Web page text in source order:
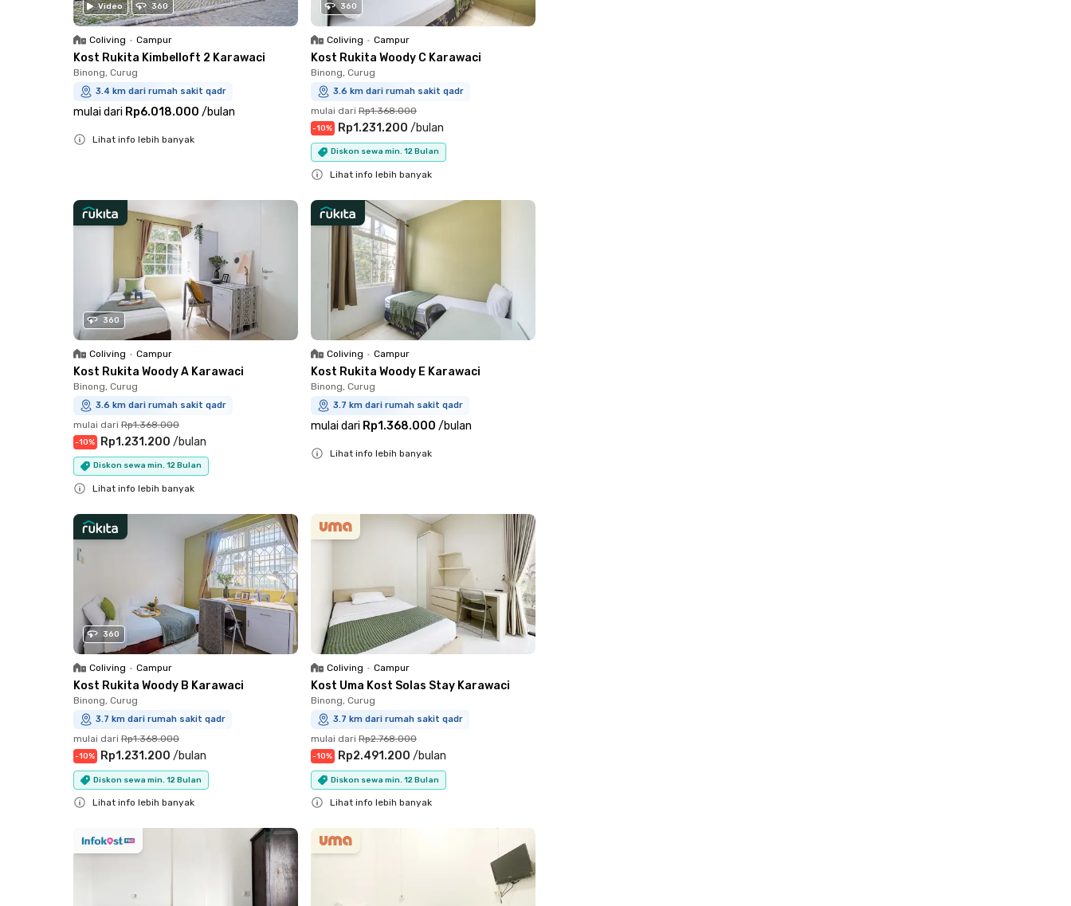
Video 360
Coliving • Campur
Kost Rukita Kimbelloft 2 Karawaci
Binong, Curug
3.4 km dari rumah sakit qadr
mulai dari Rp6.018.000 /bulan
Lihat info lebih banyak
360
Coliving • Campur
Kost Rukita Woody C Karawaci
Binong, Curug
3.6 km dari rumah sakit qadr
mulai dari Rp1.368.000
-10% Rp1.231.200 /bulan
Diskon sewa min. 12 Bulan
Lihat info lebih banyak
360
Coliving • Campur
Kost Rukita Woody A Karawaci
Binong, Curug
3.6 km dari rumah sakit qadr
mulai dari Rp1.368.000
-10% Rp1.231.200 /bulan
Diskon sewa min. 12 Bulan
Lihat info lebih banyak
Coliving • Campur
Kost Rukita Woody E Karawaci
Binong, Curug
3.7 km dari rumah sakit qadr
mulai dari Rp1.368.000 /bulan
Lihat info lebih banyak
360
Coliving • Campur
Kost Rukita Woody B Karawaci
Binong, Curug
3.7 km dari rumah sakit qadr
mulai dari Rp1.368.000
-10% Rp1.231.200 /bulan
Diskon sewa min. 12 Bulan
Lihat info lebih banyak
Coliving • Campur
Kost Uma Kost Solas Stay Karawaci
Binong, Curug
3.7 km dari rumah sakit qadr
mulai dari Rp2.768.000
-10% Rp2.491.200 /bulan
Diskon sewa min. 12 Bulan
Lihat info lebih banyak